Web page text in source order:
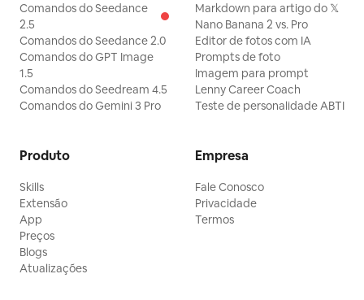
Comandos do Seedance
2.5
Comandos do Seedance 2.0
Comandos do GPT Image
1.5
Comandos do Seedream 4.5
Comandos do Gemini 3 Pro
Markdown para artigo do 𝕏
Nano Banana 2 vs. Pro
Editor de fotos com IA
Prompts de foto
Imagem para prompt
Lenny Career Coach
Teste de personalidade ABTI
Produto
Skills
Extensão
App
Preços
Blogs
Atualizações
Empresa
Fale Conosco
Privacidade
Termos